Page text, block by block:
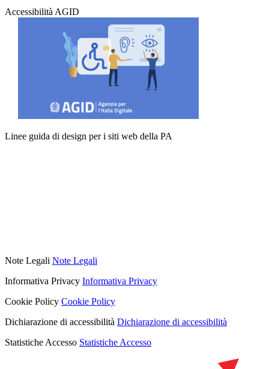
Accessibilità AGID
Linee guida di design per i siti web della PA
Note Legali Note Legali
Informativa Privacy Informativa Privacy
Cookie Policy Cookie Policy
Dichiarazione di accessibilità Dichiarazione di accessibilità
Statistiche Accesso Statistiche Accesso